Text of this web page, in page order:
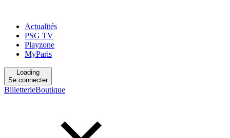
Actualités
PSG TV
Playzone
MyParis
Loading
Se connecter
BilletterieBoutique